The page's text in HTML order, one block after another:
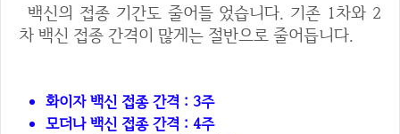
백신의 접종 기간도 줄어들 었습니다. 기존 1차와 2
차 백신 접종 간격이 많게는 절반으로 줄어듭니다.
화이자 백신 접종 간격 : 3주
모더나 백신 접종 간격 : 4주